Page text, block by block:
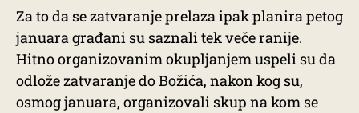
Za to da se zatvaranje prelaza ipak planira petog
januara građani su saznali tek veče ranije.
Hitno organizovanim okupljanjem uspeli su da
odlože zatvaranje do Božića, nakon kog su,
osmog januara, organizovali skup na kom se